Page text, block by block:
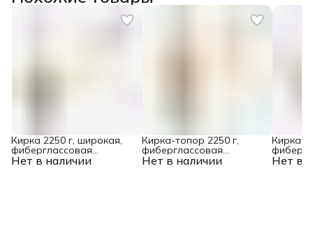
Нет в наличии
Кирка 2250 г, широкая,
фиберглассовая
обрезиненная рукоятка Нет в наличии
Кирка-топор 2250 г,
фиберглассовая
обрезиненная рукоятка Нет в
Кирка